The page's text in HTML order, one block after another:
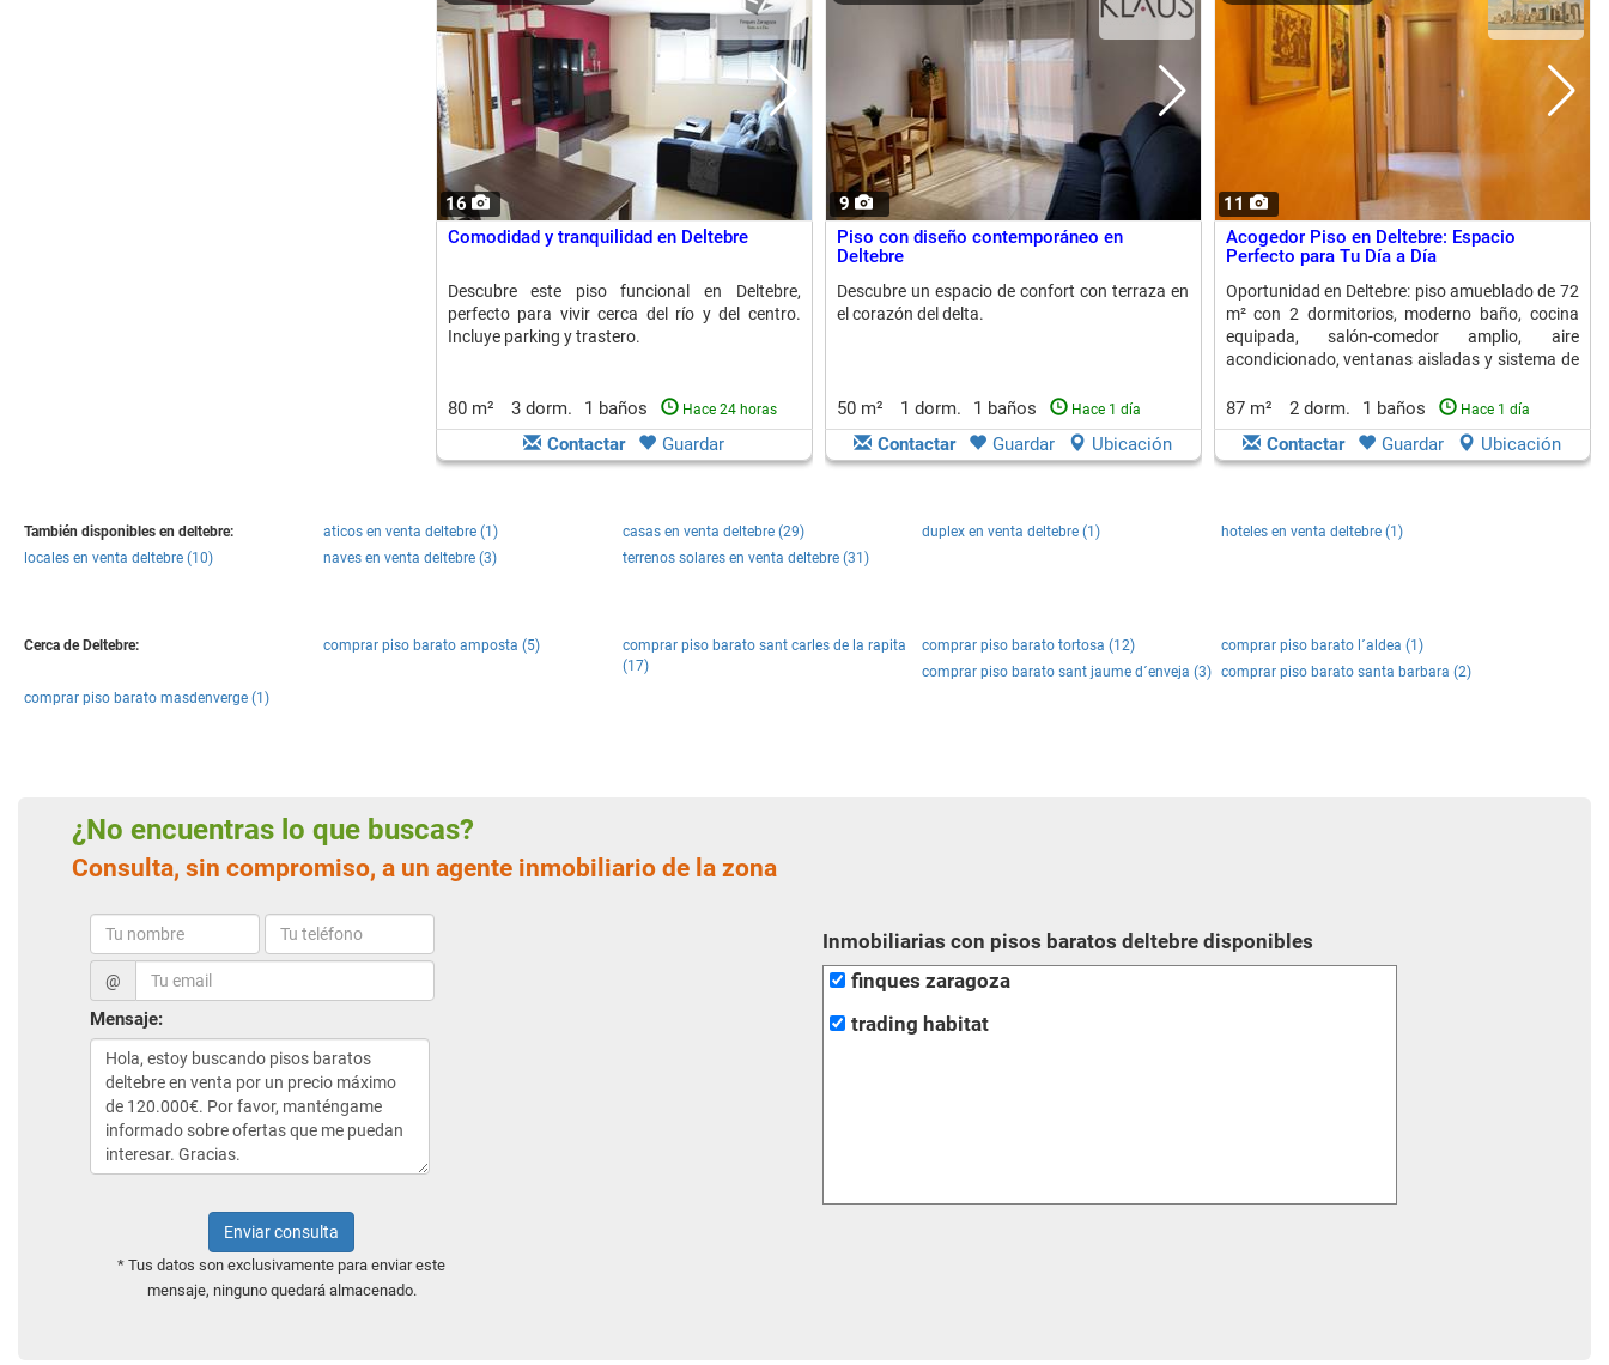
16
Comodidad y tranquilidad en Deltebre
Descubre este piso funcional en Deltebre,
perfecto para vivir cerca del río y del centro.
Incluye parking y trastero.
80 m² 3 dorm. 1 baños Hace 24 horas
Contactar Guardar
9
Piso con diseño contemporáneo en
Deltebre
Descubre un espacio de confort con terraza en
el corazón del delta.
50 m² 1 dorm. 1 baños Hace 1 día
Contactar Guardar Ubicación
11
Acogedor Piso en Deltebre: Espacio
Perfecto para Tu Día a Día
Oportunidad en Deltebre: piso amueblado de 72
m² con 2 dormitorios, moderno baño, cocina
equipada, salón-comedor amplio, aire
acondicionado, ventanas aisladas y sistema de
87 m² 2 dorm. 1 baños Hace 1 día
Contactar Guardar Ubicación
También disponibles en deltebre: aticos en venta deltebre (1) casas en venta deltebre (29) duplex en venta deltebre (1)
hoteles en venta deltebre (1)
locales en venta deltebre (10)
naves en venta deltebre (3) terrenos solares en venta deltebre (31)
Cerca de Deltebre: comprar piso barato amposta (5)
comprar piso barato sant carles de la rapita
(17)
comprar piso barato tortosa (12)
comprar piso barato l´aldea (1)
comprar piso barato sant jaume d´enveja (3) comprar piso barato santa barbara (2)
comprar piso barato masdenverge (1)
¿No encuentras lo que buscas?
Consulta, sin compromiso, a un agente inmobiliario de la zona
@
Mensaje:
Enviar consulta
* Tus datos son exclusivamente para enviar este
mensaje, ninguno quedará almacenado.
Inmobiliarias con pisos baratos deltebre disponibles
finques zaragoza
trading habitat